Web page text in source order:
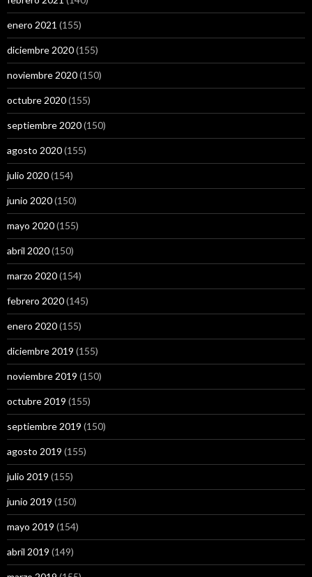
enero 2021 (155)
diciembre 2020(155)
noviembre 2020(150)
octubre 2020(155)
septiembre 2020(150)
agosto 2020(155)
julio 2020(154)
junio 2020(150)
mayo 2020(155)
abril 2020(150)
marzo 2020(154)
febrero 2020(145)
enero 2020(155)
diciembre 2019 (155)
noviembre 2019 (150)
octubre 2019 (155)
septiembre 2019 (150)
agosto 2019 (155)
julio 2019 (155)
junio 2019 (150)
mayo 2019 (154)
abril 2019 (149)